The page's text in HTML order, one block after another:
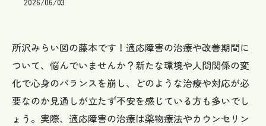
所沢みらい図の藤本です！適応障害の治療や改善期間に
ついて、悩んでいませんか？新たな環境や人間関係の変
化で心身のバランスを崩し、どのような治療や対応が必
要なのか見通しが立たず不安を感じている方も多いでし
ょう。実際、適応障害の治療は薬物療法やカウンセリン